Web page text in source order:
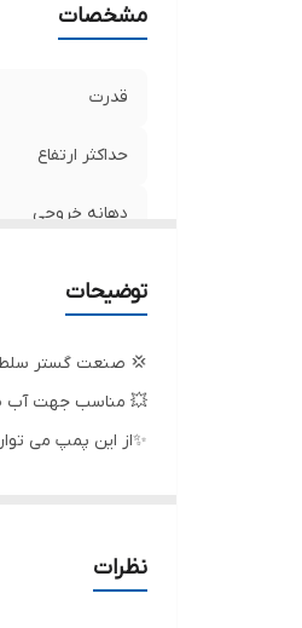
مشخصات
قدرت
حداکثر ارتفاع
دهانه خروجی
ولتاژ
جنس پروانه
توضیحات
💢 صنعت گستر
💥 مناسب جهت آب
✨از این پمپ می
بسیاری پیدا کند تا
نظرات